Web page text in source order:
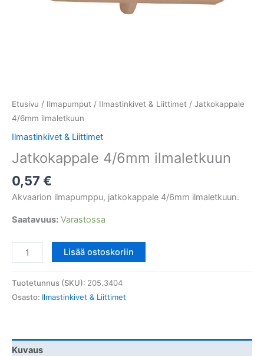
Etusivu / Ilmapumput / Ilmastinkivet & Liittimet / Jatkokappale
4/6mm ilmaletkuun
Ilmastinkivet & Liittimet
Jatkokappale 4/6mm ilmaletkuun
0,57 €
Akvaarion ilmapumppu, jatkokappale 4/6mm ilmaletkuun.
Saatavuus: Varastossa
Jatkokappale
4/6mm
Lisää ostoskoriin
Tuotetunnus (SKU): 205.3404
Osasto: Ilmastinkivet & Liittimet
Kuvaus